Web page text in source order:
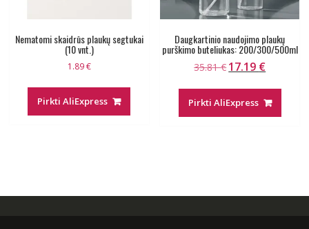
Nematomi skaidrūs plaukų segtukai
(10 vnt.)
1.89€
Pirkti AliExpress
Daugkartinio naudojimo plaukų
purškimo buteliukas: 200/300/500ml
35.81€ Original
35.81 €.
17.19 €Current
17.19 €.
Pirkti AliExpress